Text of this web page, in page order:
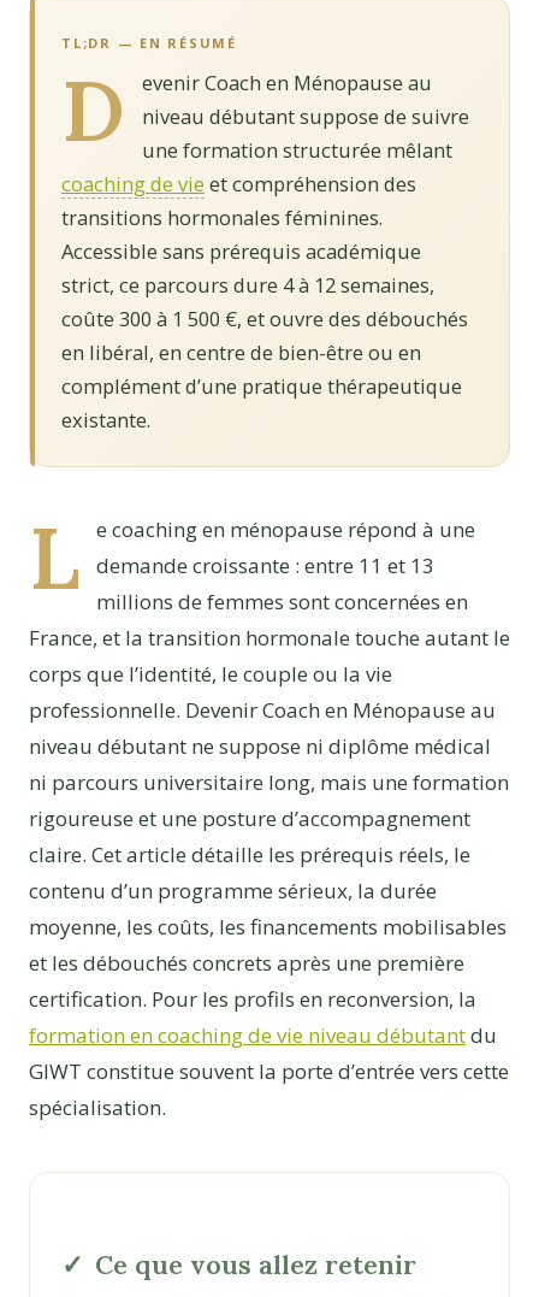
TL;DR — EN RÉSUMÉ
D
evenir Coach en Ménopause au
niveau débutant suppose de suivre
une formation structurée mêlant
coaching de vie et compréhension des
transitions hormonales féminines.
Accessible sans prérequis académique
strict, ce parcours dure 4 à 12 semaines,
coûte 300 à 1 500 €, et ouvre des débouchés
en libéral, en centre de bien-être ou en
complément d’une pratique thérapeutique
existante.
L
e coaching en ménopause répond à une
demande croissante : entre 11 et 13
millions de femmes sont concernées en
France, et la transition hormonale touche autant le
corps que l’identité, le couple ou la vie
professionnelle. Devenir Coach en Ménopause au
niveau débutant ne suppose ni diplôme médical
ni parcours universitaire long, mais une formation
rigoureuse et une posture d’accompagnement
claire. Cet article détaille les prérequis réels, le
contenu d’un programme sérieux, la durée
moyenne, les coûts, les financements mobilisables
et les débouchés concrets après une première
certification. Pour les profils en reconversion, la
formation en coaching de vie niveau débutantdu
GIWT constitue souvent la porte d’entrée vers cette
spécialisation.
Ce que vous allez retenir